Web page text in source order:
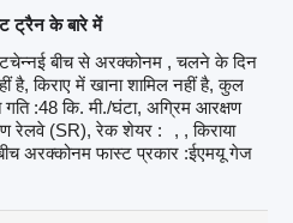
ट्रैन के बारे में
बीच से अरक्कोनम , चलने के दिन
है, किराए में खाना शामिल नहीं है, कुल
:48 कि. मी./घंटा, अग्रिम आरक्षण
रेलवे (SR), रेक शेयर :
, , किराया
अरक्कोनम फास्ट प्रकार :ईएमयू गेज